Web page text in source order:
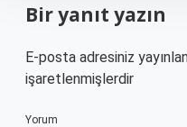
Bir yanıt yazın
E-posta adresiniz
işaretlenmişlerdir
Yorum